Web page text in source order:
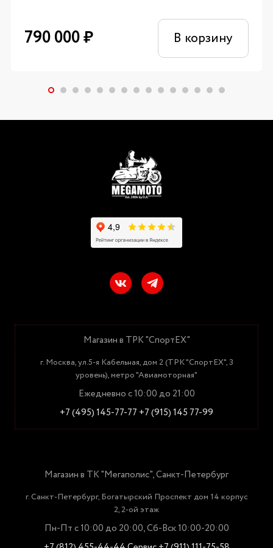
790 000₽ В корзину
Магазин в ТРК "СпортЕХ"
г. Москва, ул.5-я Кабельная, дом 2 (ТРК "СпортЕХ", 3
уровень), метро "Авиамоторная"
Ежедневно с 10:00 до 21:00
+7 (495) 145-77-77 +7 (915) 145 77-99
Магазин в ТК "Мегаполис", Санкт-Петербург
г. Санкт-Петербург, Богатырский Проспект дом 14 корпус
2, 2-ой этаж
Пн-Пт с 10:00 до 20:00, Сб-Вск 10:00-20:00